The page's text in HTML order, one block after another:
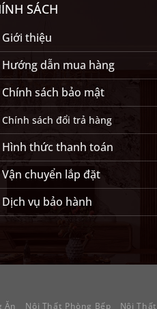
SÁCH
Giới thiệu
Hướng dẫn mua hàng
Chính sách bảo mật
Chính sách đổi trả hàng
Hình thức thanh toán
Vận chuyển lắp đặt
Dịch vụ bảo hành
Ăn Nội Thất Phòng Bếp Nội